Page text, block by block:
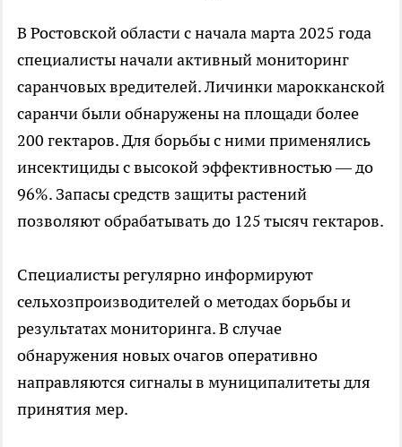
В Ростовской области с начала марта 2025 года
специалисты начали активный мониторинг
саранчовых вредителей. Личинки марокканской
саранчи были обнаружены на площади более
200 гектаров. Для борьбы с ними применялись
инсектициды с высокой эффективностью — до
96%. Запасы средств защиты растений
позволяют обрабатывать до 125 тысяч гектаров.
Специалисты регулярно информируют
сельхозпроизводителей о методах борьбы и
результатах мониторинга. В случае
обнаружения новых очагов оперативно
направляются сигналы в муниципалитеты для
принятия мер.